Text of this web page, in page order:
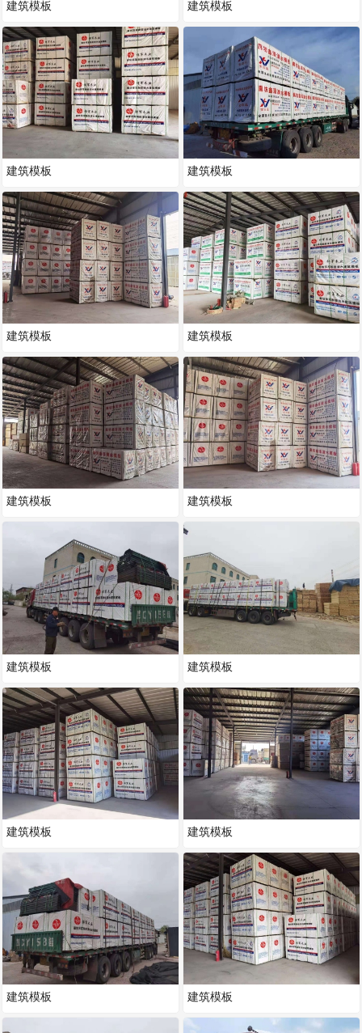
建筑模板
建筑模板
建筑模板
建筑模板
建筑模板
建筑模板
建筑模板
建筑模板
建筑模板
建筑模板
建筑模板
建筑模板
建筑模板
建筑模板